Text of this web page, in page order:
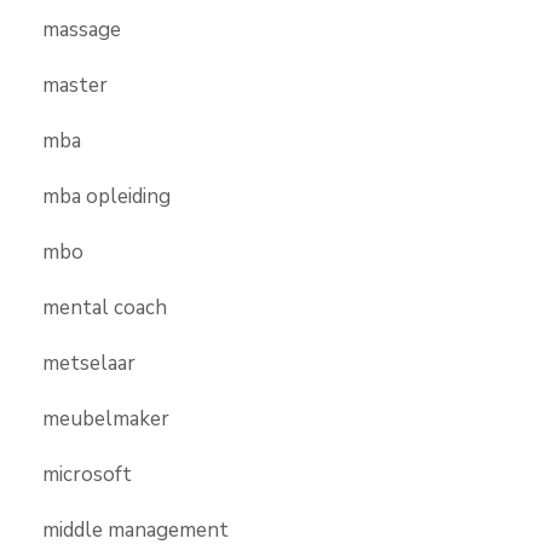
massage
master
mba
mba opleiding
mbo
mental coach
metselaar
meubelmaker
microsoft
middle management